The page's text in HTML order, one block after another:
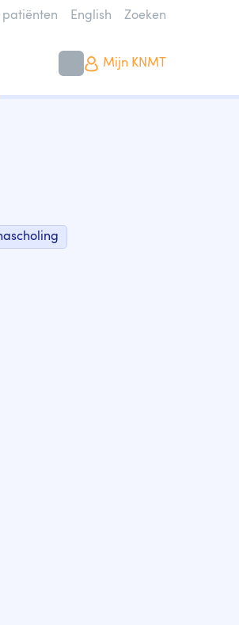
patiënten English
Zoeken
Mijn KNMT